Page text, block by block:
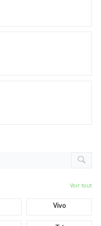
Voir tout
Vivo